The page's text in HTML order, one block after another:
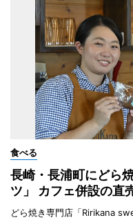
食べる
長崎・長浦町にどら
ツ」 カフェ併設の直
どら焼き専門店「Ririkana